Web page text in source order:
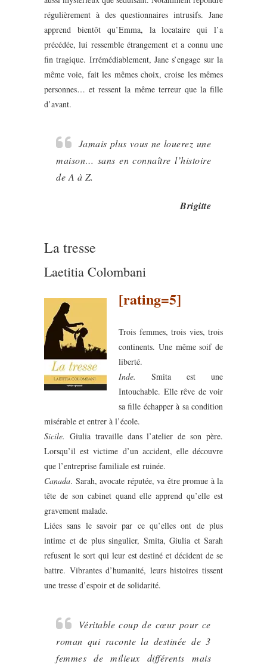
régulièrement à des questionnaires intrusifs. Jane
apprend bientôt qu’Emma, la locataire qui l’a
précédée, lui ressemble étrangement et a connu une
fin tragique. Irrémédiablement, Jane s’engage sur la
même voie, fait les mêmes choix, croise les mêmes
personnes… et ressent la même terreur que la fille
d’avant.
Jamais plus vous ne louerez une
maison… sans en connaître l’histoire
de A à Z.
Brigitte
La tresse
Laetitia Colombani
[rating=5]
Trois femmes, trois vies, trois
continents. Une même soif de
liberté.
Inde.
Smita est une
Intouchable. Elle rêve de voir
sa fille échapper à sa condition
misérable et entrer à l’école.
Sicile. Giulia travaille dans l’atelier de son père.
Lorsqu’il est victime d’un accident, elle découvre
que l’entreprise familiale est ruinée.
Canada. Sarah, avocate réputée, va être promue à la
tête de son cabinet quand elle apprend qu’elle est
gravement malade.
Liées sans le savoir par ce qu’elles ont de plus
intime et de plus singulier, Smita, Giulia et Sarah
refusent le sort qui leur est destiné et décident de se
battre. Vibrantes d’humanité, leurs histoires tissent
une tresse d’espoir et de solidarité.
Véritable coup de cœur pour ce
roman qui raconte la destinée de 3
femmes de milieux différents mais